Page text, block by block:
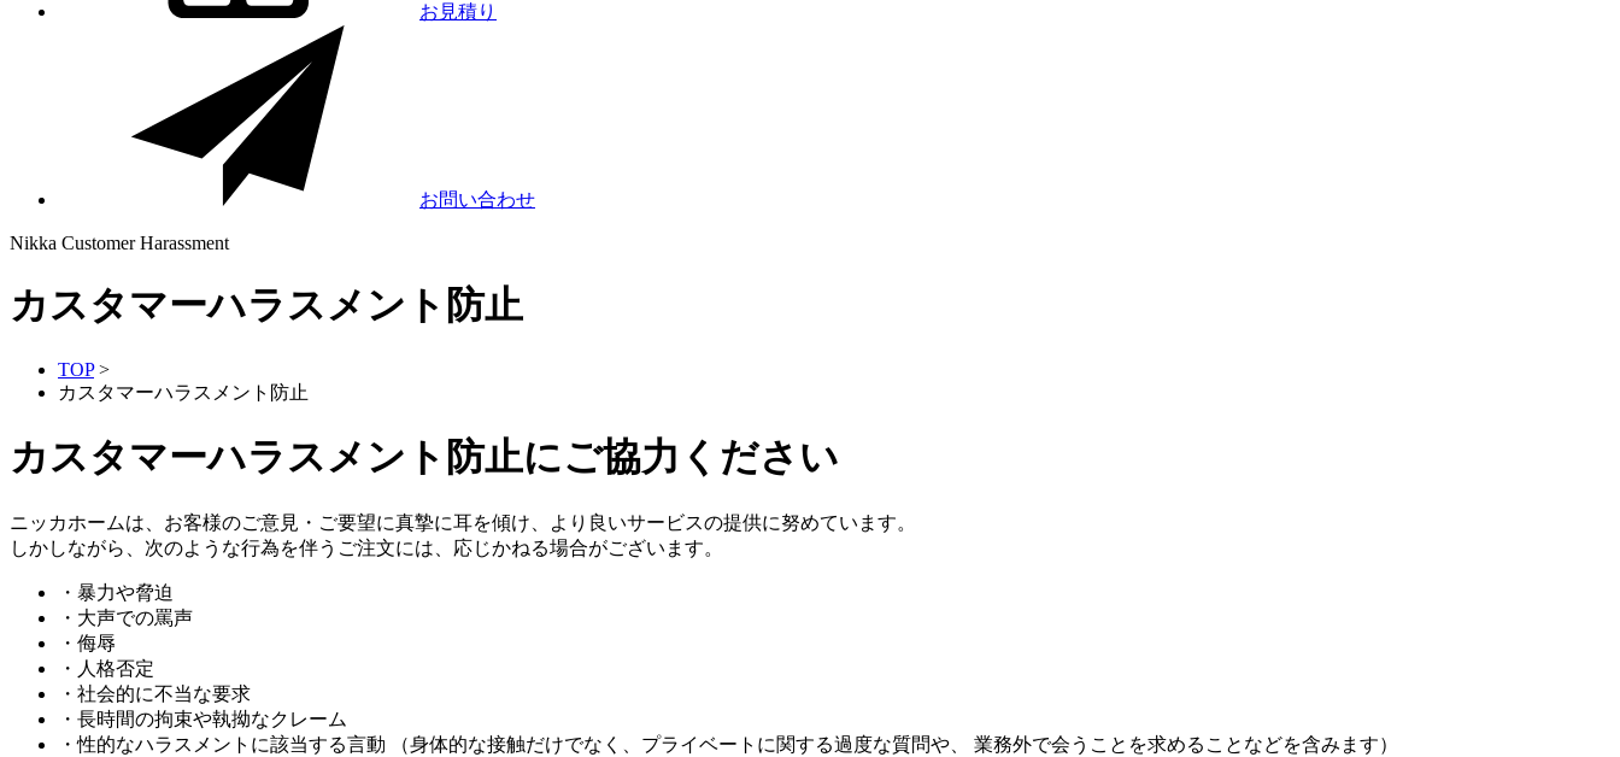
お見積り
お問い合わせ
Nikka Customer Harassment
カスタマーハラスメント防止
TOP>
カスタマーハラスメント防止
カスタマーハラスメント防止にご協力ください
ニッカホームは、お客様のご意見・ご要望に真摯に耳を傾け、より良いサービスの提供に努めています。
しかしながら、次のような行為を伴うご注文には、応じかねる場合がございます。
・暴力や脅迫
・大声での罵声
・侮辱
・人格否定
・社会的に不当な要求
・長時間の拘束や執拗なクレーム
・性的なハラスメントに該当する言動
（身体的な接触だけでなく、プライベートに関する過度な質問や、 業務外で会うことを求めることなどを含みます）